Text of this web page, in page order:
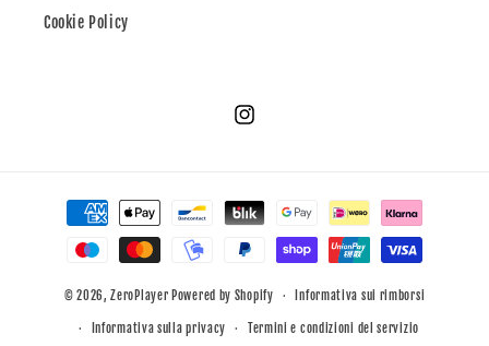
Cookie Policy
Instagram
Metodi
pagamento
© 2026,ZeroPlayer Powered by Shopify Informativa sui rimborsi
Informativa sulla privacy Termini e condizioni del servizio